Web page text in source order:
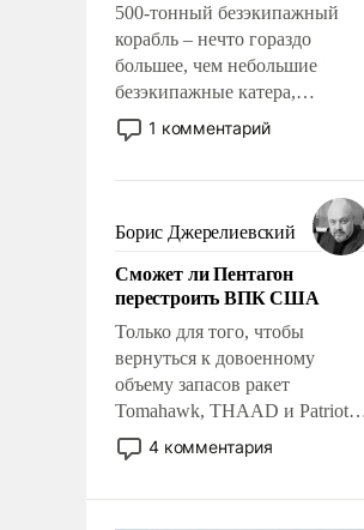
500-тонный безэкипажный
корабль – нечто гораздо
большее, чем небольшие
безэкипажные катера,
применение которых уже
стало обыденностью. Задача по
сложна и амбициозна. Однако
и ее реализация радикально
поднимет наши боевые
возможности.
1 комментарий
Борис Джерелиевский
Сможет ли Пентагон
перестроить ВПК США
Только для того, чтобы
вернуться к довоенному
объему запасов ракет
Tomahawk, THAAD и Patriot
США потребуется более трех
лет. Даже небольшая война с
4 комментария